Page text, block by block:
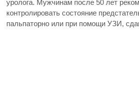
уролога. Мужчинам после 50 лет
контролировать состояние
пальпаторно или при помощи УЗИ,